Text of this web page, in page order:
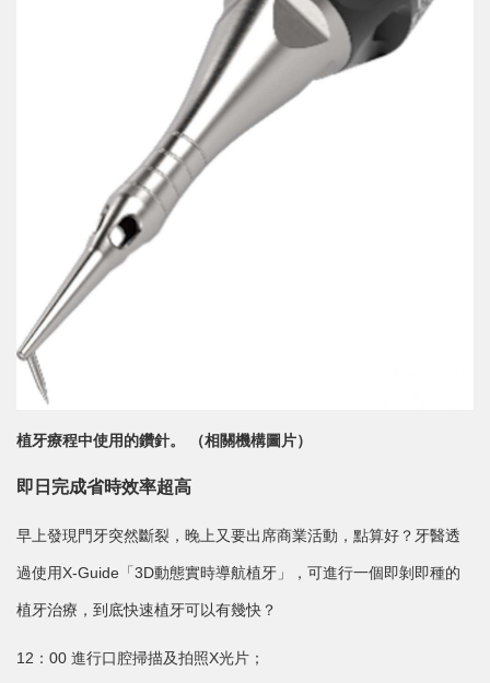
植牙療程中使用的鑽針。 （相關機構圖片）
即日完成省時效率超高
早上發現門牙突然斷裂，晚上又要出席商業活動，點算好？牙醫透
過使用X-Guide「3D動態實時導航植牙」，可進行一個即剝即種的
植牙治療，到底快速植牙可以有幾快？
12：00 進行口腔掃描及拍照X光片；